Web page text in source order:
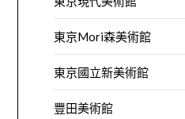
東京Mori森美術館
東京國立新美術館
豐田美術館